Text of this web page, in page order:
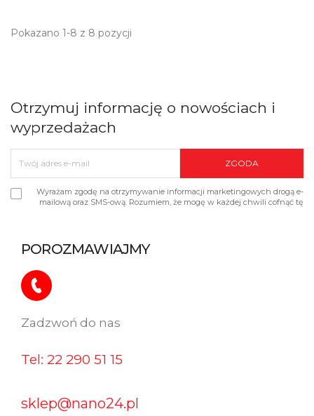
Pokazano 1-8 z 8 pozycji
Otrzymuj informację o nowościach i
wyprzedażach
Wyrażam zgodę na otrzymywanie informacji marketingowych drogą e-
mailową oraz SMS-ową. Rozumiem, że mogę w każdej chwili cofnąć tę
POROZMAWIAJMY
Zadzwoń do nas​
Tel: 22 290 51 15
sklep@nano24.pl